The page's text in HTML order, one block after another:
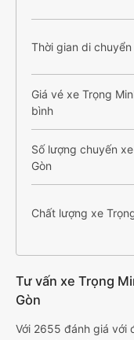
Thời gian di chuyển
Giá vé xe Trọng
bình
Số lượng chuyến
Gòn
Chất lượng xe
Tư vấn xe Trọng
Gòn
Với 2655 đánh giá với